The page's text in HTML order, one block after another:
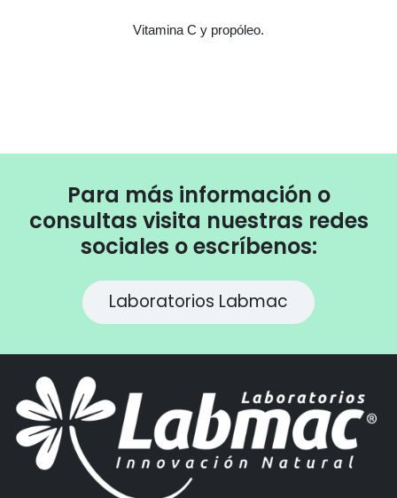
Vitamina C y propóleo.
Para más información o
consultas visita nuestras redes
sociales o escríbenos:
Laboratorios Labmac